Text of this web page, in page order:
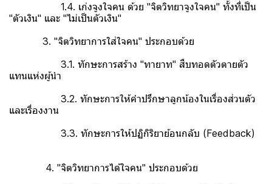
1.4. เก่งจูงใจคน ด้วย "จิตวิทยาจูงใจคน" ทั้งที่เป็น
"ตัวเงิน" และ "ไม่เป็นตัวเงิน"
3. "จิตวิทยาการใส่ใจคน" ประกอบด้วย
3.1. ทักษะการสร้าง "ทายาท" สืบทอดตัวตายตัว
แทนแห่งผู้นำ
3.2. ทักษะการให้คำปรึกษาลูกน้องในเรื่องส่วนตัว
และเรื่องงาน
3.3. ทักษะการให้ปฏิกิริยาย้อนกลับ (Feedback)
4. "จิตวิทยาการได้ใจคน" ประกอบด้วย